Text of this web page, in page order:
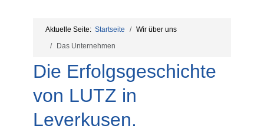
Aktuelle Seite: Startseite
Wir über uns
Das Unternehmen
Die Erfolgsgeschichte
von LUTZ in
Leverkusen.